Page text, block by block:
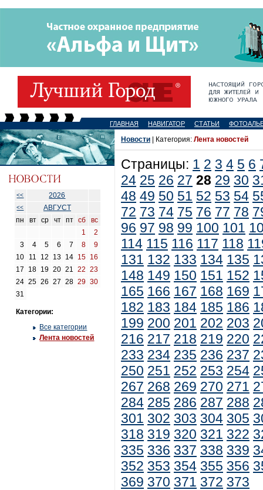
ГЛАВНАЯ НАВИГАТОР СТАТЬИ
<< 2026
<<
АВГУСТ
пн
вт ср чт пт сб
вс
1
2
3
4 5 6 7 8
9
10
11 12 13 14 15 16
17
18 19 20 21 22
23
24 25 26 27 28 29 30
31
Категории:
Все категории
Лента новостей
Новости | Категория: Лента новостей
Страницы: 1 2 3 4 5 6
24 25 26 27 28 29 30
48 49 50 51 52 53 54
72 73 74 75 76 77 78
96 97 98 99 100 101
114 115 116 117 118
131 132 133 134 135
148 149 150 151 152
165 166 167 168 169
182 183 184 185 186
199 200 201 202 203
216 217 218 219 220
233 234 235 236 237
250 251 252 253 254
267 268 269 270 271
284 285 286 287 288
301 302 303 304 305
318 319 320 321 322
335 336 337 338 339
352 353 354 355 356
369 370 371 372 373